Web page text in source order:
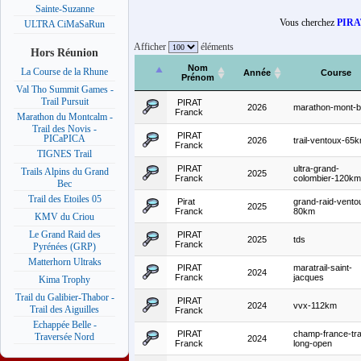
Sainte-Suzanne
ULTRA CiMaSaRun
Hors Réunion
La Course de la Rhune
Val Tho Summit Games -
Trail Pursuit
Marathon du Montcalm -
Trail des Novis -
PICaPICA
TIGNES Trail
Trails Alpins du Grand
Bec
Trail des Etoiles 05
KMV du Criou
Le Grand Raid des
Pyrénées (GRP)
Matterhorn Ultraks
Kima Trophy
Trail du Galibier-Thabor -
Trail des Aiguilles
Echappée Belle -
Traversée Nord
Vous cherchez
Afficher éléments
Nom
Prénom
Année Course
PIRAT
Franck
2026 marathon-mont-
PIRAT
Franck
2026 trail-ventoux-
PIRAT
Franck
2025
ultra-grand-
colombier-120km
Pirat
Franck
2025
grand-raid-
80km
PIRAT
Franck
2025 tds
PIRAT
Franck
2024
maratrail-saint-
jacques
PIRAT
Franck
2024 vvx-112km
PIRAT
Franck
2024
champ-france-
long-open